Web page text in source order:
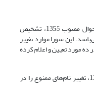
بر اساس تبصره 2 ماده 20 قانون ثبت احوال مصوب 1355، تشخیص
این شورا موارد تغییر
به‌موجب دستورالعمل مصوب 1388 در ده مورد تعیین و اعلام کرده
بند 4 ماده 3 قانون ثبت احوال مصوب 1355، تغییر نام‌های ممنوع را در